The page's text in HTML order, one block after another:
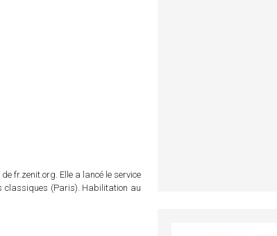
fr.zenit.org. Elle a lancé le service
classiques (Paris). Habilitation au